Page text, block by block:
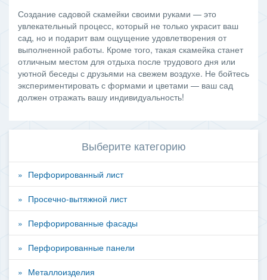
Создание садовой скамейки своими руками — это
увлекательный процесс, который не только украсит ваш
сад, но и подарит вам ощущение удовлетворения от
выполненной работы. Кроме того, такая скамейка станет
отличным местом для отдыха после трудового дня или
уютной беседы с друзьями на свежем воздухе. Не бойтесь
экспериментировать с формами и цветами — ваш сад
должен отражать вашу индивидуальность!
Выберите категорию
Перфорированный лист
Просечно-вытяжной лист
Перфорированные фасады
Перфорированные панели
Металлоизделия